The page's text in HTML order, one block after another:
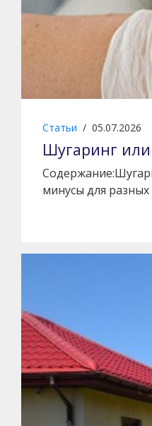
Статьи / 05.07.2026
Шугаринг
минусы для